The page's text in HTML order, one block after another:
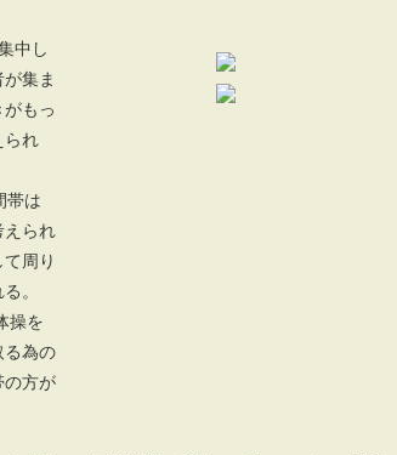
中し
集ま
もっ
られ
帯は
えられ
周り
。
操を
る為の
の方が